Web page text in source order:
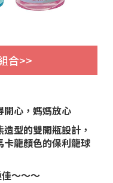
合>>
心，媽媽放心
型的雙開瓶設計，
龍顏色的保利龍球
～～～